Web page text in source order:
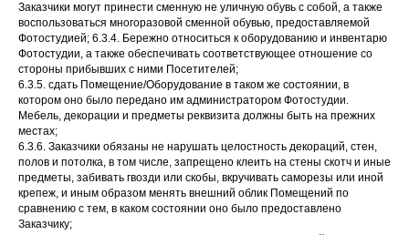
Заказчики могут принести сменную не уличную обувь с собой, а также
воспользоваться многоразовой сменной обувью, предоставляемой
Фотостудией; 6.3.4. Бережно относиться к оборудованию и инвентарю
Фотостудии, а также обеспечивать соответствующее отношение со
стороны прибывших с ними Посетителей;
6.3.5. сдать Помещение/Оборудование в таком же состоянии, в
котором оно было передано им администратором Фотостудии.
Мебель, декорации и предметы реквизита должны быть на прежних
местах;
6.3.6. Заказчики обязаны не нарушать целостность декораций, стен,
полов и потолка, в том числе, запрещено клеить на стены скотч и иные
предметы, забивать гвозди или скобы, вкручивать саморезы или иной
крепеж, и иным образом менять внешний облик Помещений по
сравнению с тем, в каком состоянии оно было предоставлено
Заказчику;